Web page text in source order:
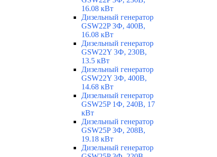
16.08 кВт
Дизельный генератор
GSW22P 3Ф, 400В,
16.08 кВт
Дизельный генератор
GSW22Y 3Ф, 230В,
13.5 кВт
Дизельный генератор
GSW22Y 3Ф, 400В,
14.68 кВт
Дизельный генератор
GSW25P 1Ф, 240В, 17
кВт
Дизельный генератор
GSW25P 3Ф, 208В,
19.18 кВт
Дизельный генератор